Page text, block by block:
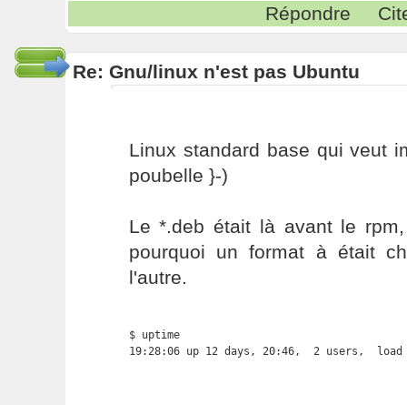
Répondre
Re: Gnu/linux n'est pas Ubuntu
Linux standard base qui veut
poubelle }-)
Le *.deb était là avant le
pourquoi un format à était
l'autre.
$ uptime
19:28:06 up 12 days, 20:46,  2 users,  load